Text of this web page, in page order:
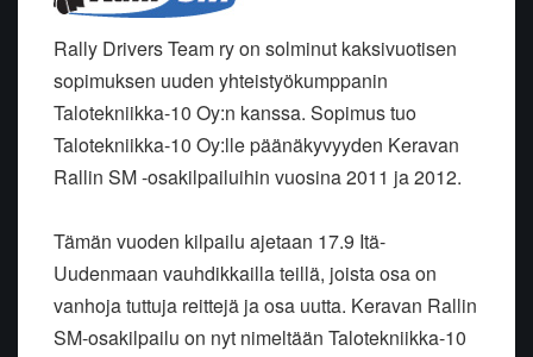
Rally Drivers Team ry on solminut kaksivuotisen
sopimuksen uuden yhteistyökumppanin
Talotekniikka-10 Oy:n kanssa. Sopimus tuo
Talotekniikka-10 Oy:lle päänäkyvyyden Keravan
Rallin SM -osakilpailuihin vuosina 2011 ja 2012.
Tämän vuoden kilpailu ajetaan 17.9 Itä-
Uudenmaan vauhdikkailla teillä, joista osa on
vanhoja tuttuja reittejä ja osa uutta. Keravan Rallin
SM-osakilpailu on nyt nimeltään Talotekniikka-10